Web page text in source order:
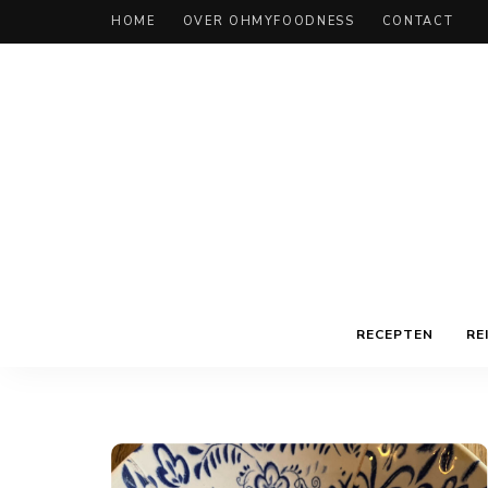
HOME OVER OHMYFOODNESS CONTACT
RECEPTEN